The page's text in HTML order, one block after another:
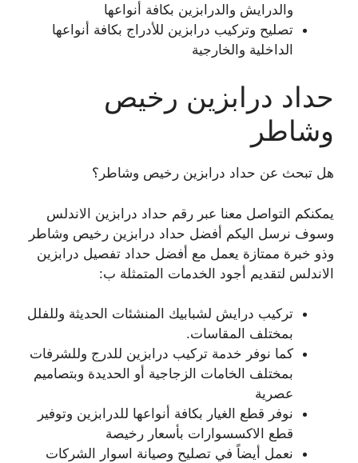
والدرايش والدرابزين بكافة أنواعها
تصليح وتركيب درابزين للأدراج بكافة أنواعها
الداخلية والخارجية
حداد درابزين رخيص
وشاطر
هل تبحث عن حداد درابزين رخيص وشاطر؟
يمكنكم التواصل معنا عبر رقم حداد درابزين الاندلس
وسوف نرسل اليكم أفضل حداد درابزين رخيص وشاطر
وذو خبرة ممتازة يعمل مع أفضل حداد تفصيل درابزين
الاندلس لتقديم أجود الخدمات المتمثلة ب:
تركيب درايش لشبابيك المنشئات الحديثة وللفلل
بمختلف المقاسات.
كما نوفر خدمة تركيب درابزين للدرج وللشرفات
بمختلف الخامات الزجاجية أو الحديدة وبتصاميم
عصرية
نوفر قطع الغيار بكافة أنواعها للدرابزين وتوفير
قطع الاكسسوارات بأسعار رخيصة
نعمل أيضاً في تصليح وصيانة اسوار الشركات